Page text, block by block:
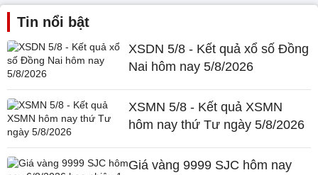
Tin nổi bật
XSDN 5/8 - Kết quả xổ số Đồng
Nai hôm nay 5/8/2026
XSMN 5/8 - Kết quả XSMN
hôm nay thứ Tư ngày 5/8/2026
Giá vàng 9999 SJC hôm nay